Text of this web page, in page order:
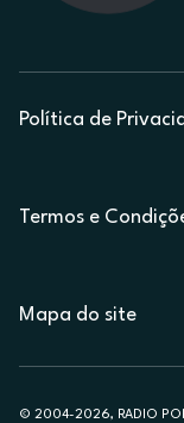
Política de
Termos e
Mapa do site
© 2004-2026, RADIO